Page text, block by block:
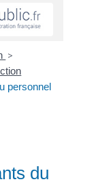
>
personnel
du